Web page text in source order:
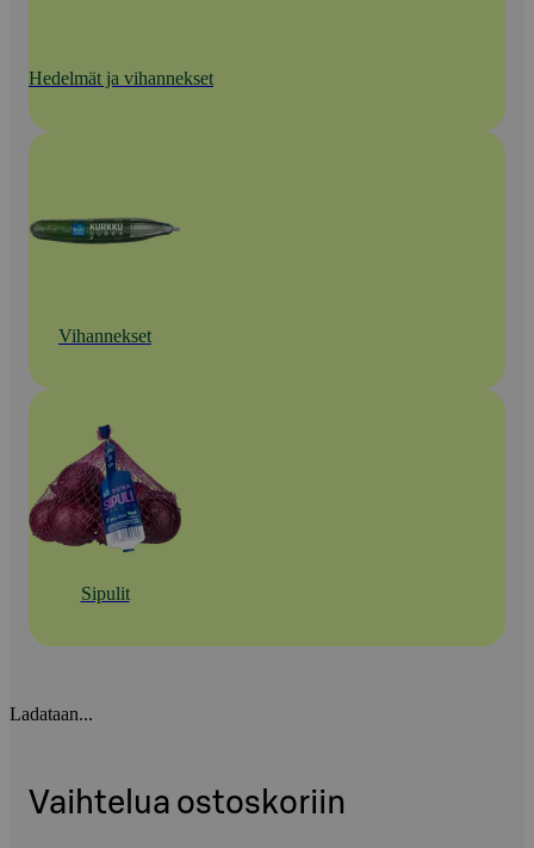
Hedelmät ja vihannekset
Vihannekset
Sipulit
Ladataan...
Vaihtelua ostoskoriin